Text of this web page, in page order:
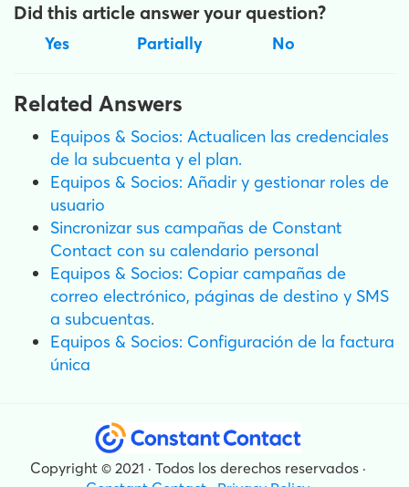
Did this article answer your question?
Yes Partially No
Related Answers
Equipos & Socios: Actualicen las credenciales
de la subcuenta y el plan.
Equipos & Socios: Añadir y gestionar roles de
usuario
Sincronizar sus campañas de Constant
Contact con su calendario personal
Equipos & Socios: Copiar campañas de
correo electrónico, páginas de destino y SMS
a subcuentas.
Equipos & Socios: Configuración de la factura
única
Copyright © 2021 · Todos los derechos reservados ·